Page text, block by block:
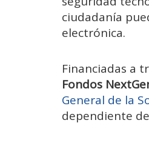
ciudadanía
electrónica.
Financiadas a
Fondos
General de la
dependiente